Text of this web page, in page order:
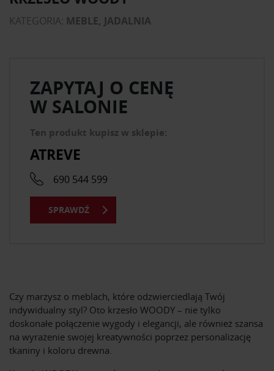
KATEGORIA: MEBLE, JADALNIA
Czy marzysz o meblach, które odzwierciedlają Twój
indywidualny styl? Oto krzesło WOODY – nie tylko
doskonałe połączenie wygody i elegancji, ale również szansa
na wyrażenie swojej kreatywności poprzez personalizację
tkaniny i koloru drewna.
ZAPYTAJ O CENĘ
W SALONIE
Ten produkt kupisz w sklepie:
ATREVE
690 544 599
SPRAWDŹ